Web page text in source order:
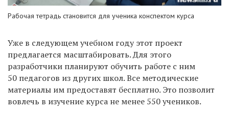
Рабочая тетрадь становится для ученика конспектом курса
Уже в следующем учебном году этот проект
предлагается масштабировать. Для этого
разработчики планируют обучить работе с ним
50 педагогов из других школ. Все методические
материалы им предоставят бесплатно. Это позволит
вовлечь в изучение курса не менее 550 учеников.